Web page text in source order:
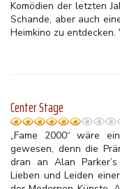
Komödien der letzten
Schande, aber auch
Heimkino zu
Center Stage
„Fame 2000“ wäre
gewesen, denn die
dran an Alan
Lieben und Leiden